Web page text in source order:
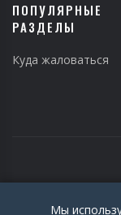
ПОПУЛЯРНЫЕ
РАЗДЕЛЫ
Куда жаловаться
Мы